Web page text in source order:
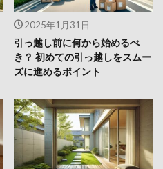
2025年1月31日
引っ越し前に何から始めるべ
き？ 初めての引っ越しをスムー
ズに進めるポイント